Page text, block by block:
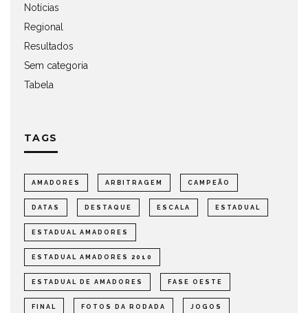
Notícias
Regional
Resultados
Sem categoria
Tabela
TAGS
AMADORES ARBITRAGEM CAMPEÃO
DATAS DESTAQUE ESCALA ESTADUAL
ESTADUAL AMADORES
ESTADUAL AMADORES 2010
ESTADUAL DE AMADORES FASE OESTE
FINAL FOTOS DA RODADA JOGOS